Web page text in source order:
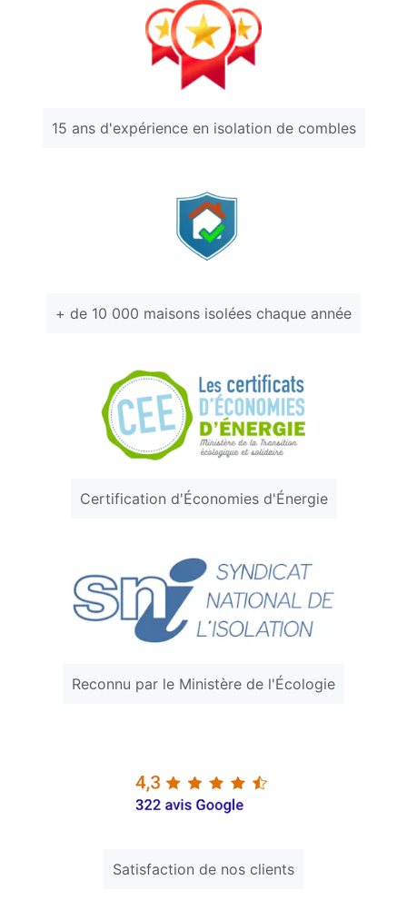
15 ans d'expérience en isolation de combles
+ de 10 000 maisons isolées chaque année
Certification d'Économies d'Énergie
Reconnu par le Ministère de l'Écologie
Satisfaction de nos clients